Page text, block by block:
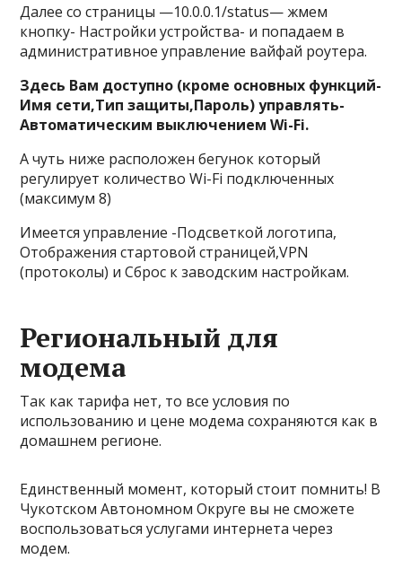
Далее со страницы —10.0.0.1/status— жмем
кнопку- Настройки устройства- и попадаем в
административное управление вайфай роутера.
Здесь Вам доступно (кроме основных функций-
Имя сети,Тип защиты,Пароль) управлять-
Автоматическим выключением Wi-Fi.
А чуть ниже расположен бегунок который
регулирует количество Wi-Fi подключенных
(максимум 8)
Имеется управление -Подсветкой логотипа,
Отображения стартовой страницей,VPN
(протоколы) и Сброс к заводским настройкам.
Региональный для
модема
Так как тарифа нет, то все условия по
использованию и цене модема сохраняются как в
домашнем регионе.
Единственный момент, который стоит помнить! В
Чукотском Автономном Округе вы не сможете
воспользоваться услугами интернета через
модем.